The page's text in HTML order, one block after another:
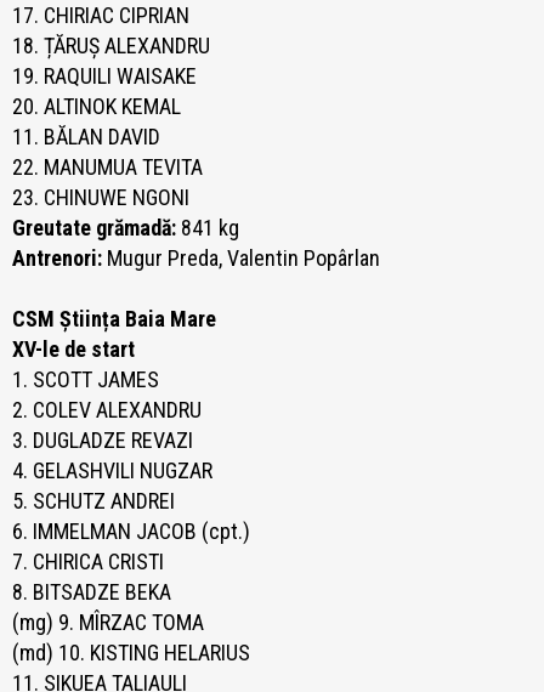
17. CHIRIAC CIPRIAN
18. ȚĂRUȘ ALEXANDRU
19. RAQUILI WAISAKE
20. ALTINOK KEMAL
11. BĂLAN DAVID
22. MANUMUA TEVITA
23. CHINUWE NGONI
Greutate grămadă: 841 kg
Antrenori: Mugur Preda, Valentin Popârlan
CSM Știința Baia Mare
XV-le de start
1. SCOTT JAMES
2. COLEV ALEXANDRU
3. DUGLADZE REVAZI
4. GELASHVILI NUGZAR
5. SCHUTZ ANDREI
6. IMMELMAN JACOB (cpt.)
7. CHIRICA CRISTI
8. BITSADZE BEKA
(mg) 9. MÎRZAC TOMA
(md) 10. KISTING HELARIUS
11. SIKUEA TALIAULI